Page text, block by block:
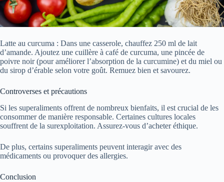
Latte au curcuma : Dans une casserole, chauffez 250 ml de lait
d’amande. Ajoutez une cuillère à café de curcuma, une pincée de
poivre noir (pour améliorer l’absorption de la curcumine) et du miel ou
du sirop d’érable selon votre goût. Remuez bien et savourez.
Controverses et précautions
Si les superaliments offrent de nombreux bienfaits, il est crucial de les
consommer de manière responsable. Certaines cultures locales
souffrent de la surexploitation. Assurez-vous d’acheter éthique.
De plus, certains superaliments peuvent interagir avec des
médicaments ou provoquer des allergies.
Conclusion